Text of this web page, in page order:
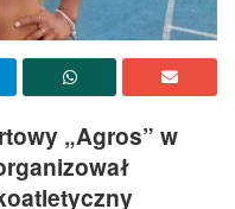
„Agros” w